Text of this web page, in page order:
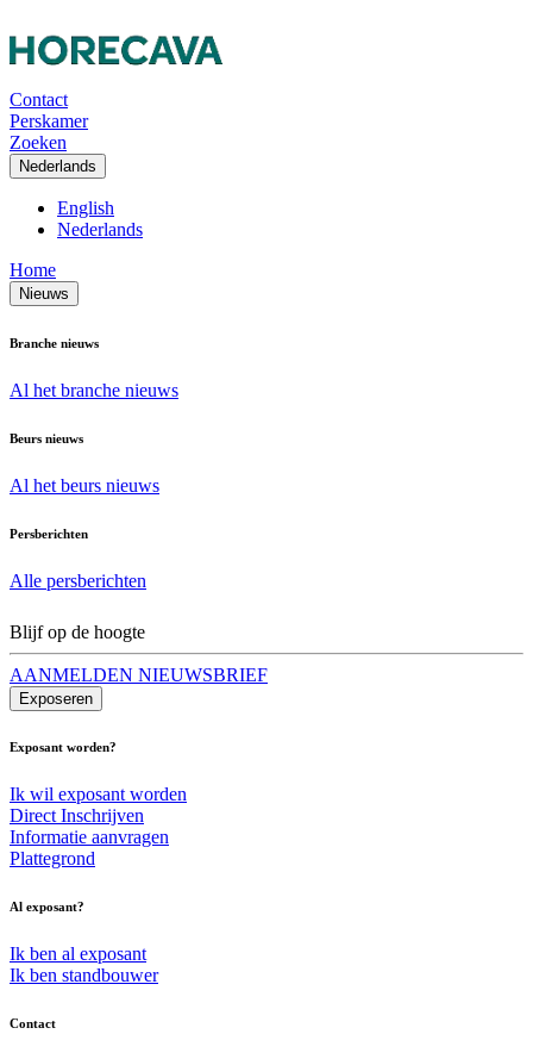
Contact
Perskamer
Zoeken
Nederlands
English
Nederlands
Home
Nieuws
Branche nieuws
Al het branche nieuws
Beurs nieuws
Al het beurs nieuws
Persberichten
Alle persberichten
Blijf op de hoogte
AANMELDEN NIEUWSBRIEF
Exposeren
Exposant worden?
Ik wil exposant worden
Direct Inschrijven
Informatie aanvragen
Plattegrond
Al exposant?
Ik ben al exposant
Ik ben standbouwer
Contact